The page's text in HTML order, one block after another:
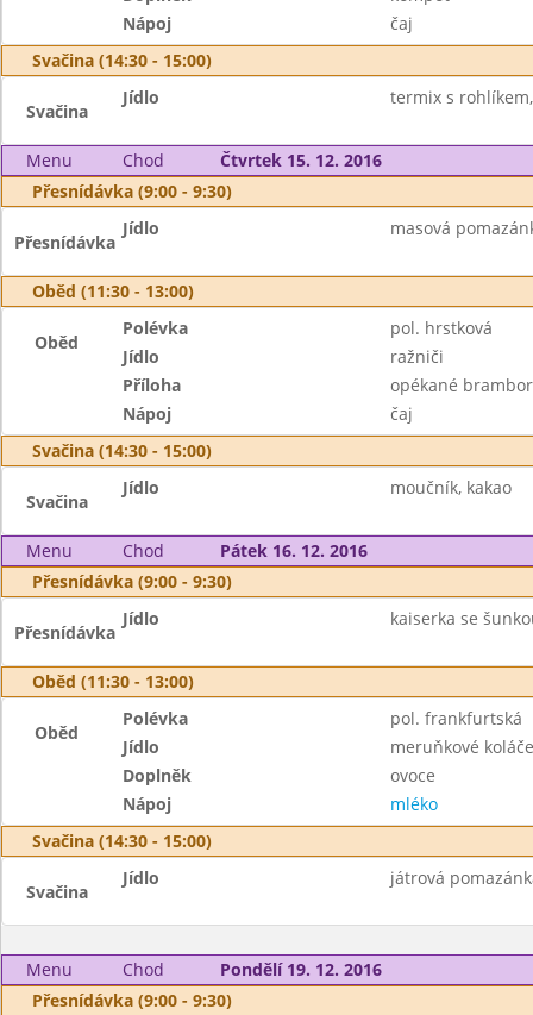
Nápoj
čaj
Svačina (14:30 - 15:00)
Svačina
Jídlo termix s
Menu Chod
Čtvrtek 15. 12. 2016
Přesnídávka (9:00 - 9:30)
Přesnídávka
Jídlo masová
Oběd (11:30 - 13:00)
Oběd
Polévka
pol. hrstková
Jídlo
ražniči
Příloha
opékané
Nápoj
čaj
Svačina (14:30 - 15:00)
Svačina
Jídlo moučník, kakao
Menu Chod
Pátek 16. 12. 2016
Přesnídávka (9:00 - 9:30)
Přesnídávka
Jídlo kaiserka se
Oběd (11:30 - 13:00)
Oběd
Polévka
pol. frankfurtská
Jídlo
meruňkové koláče
Doplněk
ovoce
Nápoj
mléko
Svačina (14:30 - 15:00)
Svačina
Jídlo játrová
Menu Chod
Pondělí 19. 12. 2016
Přesnídávka (9:00 - 9:30)